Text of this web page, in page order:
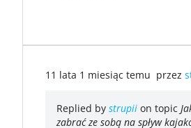
11 lata 1 miesiąc temu przez
Replied by strupii on topic
zabrać ze sobą na spływ